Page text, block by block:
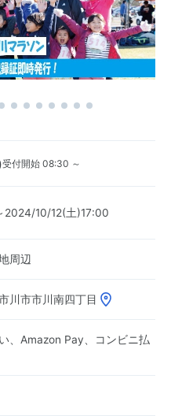
受付開始 08:30 ～
10/12(土)17:00
周辺
川市市川南四丁目
、Amazon Pay、コンビニ払